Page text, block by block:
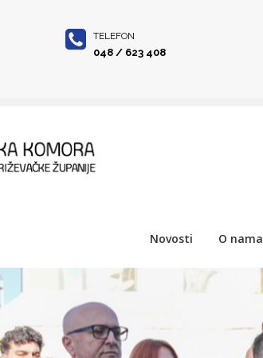
TELEFON
048 / 623 408
Novosti O nama